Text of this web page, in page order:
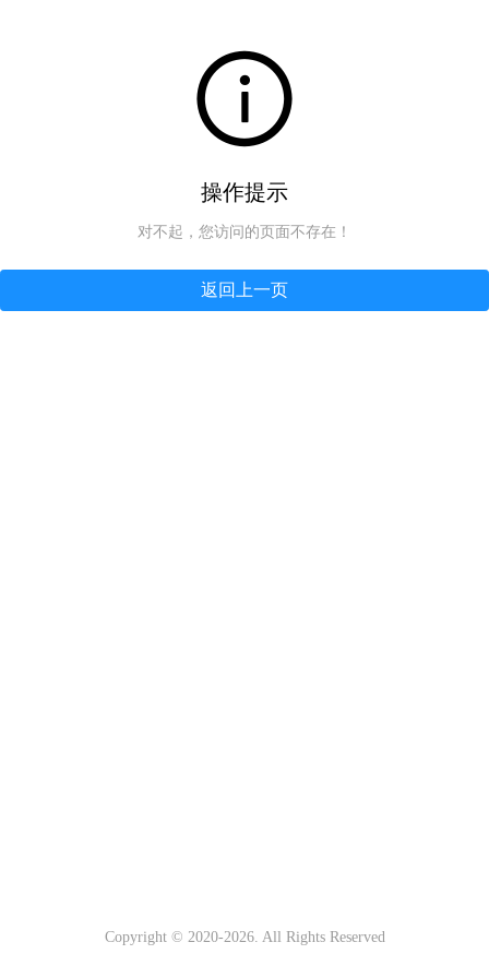
操作提示
对不起，您访问的页面不存在！
返回上一页
Copyright © 2020-2026. All Rights Reserved